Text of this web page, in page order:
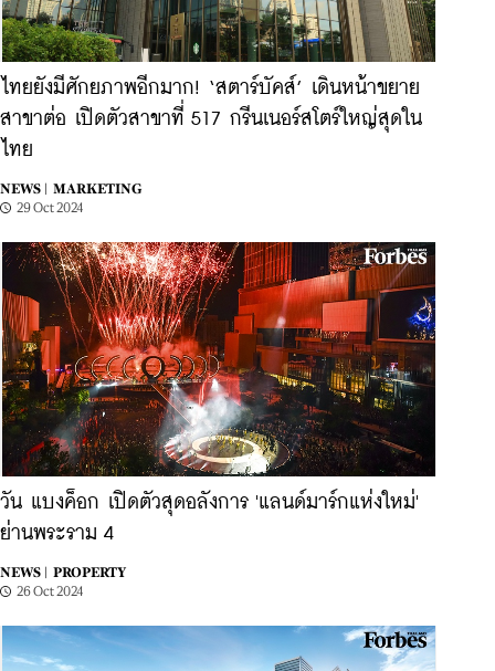
ไทยยังมีศักยภาพอีกมาก! ‘สตาร์บัคส์’ เดินหน้าขยาย
สาขาต่อ เปิดตัวสาขาที่ 517 กรีนเนอร์สโตร์ใหญ่สุดใน
ไทย
NEWS |
MARKETING
29 Oct 2024
วัน แบงค็อก เปิดตัวสุดอลังการ 'แลนด์มาร์กแห่งใหม่'
ย่านพระราม 4
NEWS |
PROPERTY
26 Oct 2024